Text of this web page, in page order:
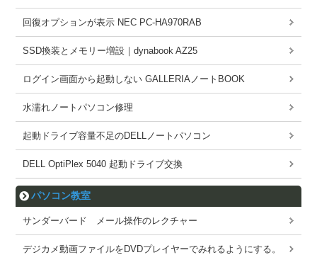
回復オプションが表示 NEC PC-HA970RAB
SSD換装とメモリー増設｜dynabook AZ25
ログイン画面から起動しない GALLERIAノートBOOK
水濡れノートパソコン修理
起動ドライブ容量不足のDELLノートパソコン
DELL OptiPlex 5040 起動ドライブ交換
パソコン教室
サンダーバード メール操作のレクチャー
デジカメ動画ファイルをDVDプレイヤーでみれるようにする。